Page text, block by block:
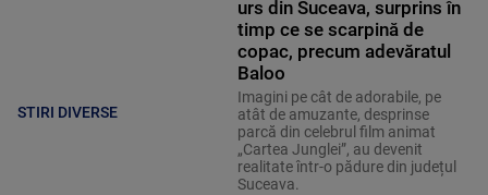
STIRI DIVERSE
urs din Suceava, surprins în
timp ce se scarpină de
copac, precum adevăratul
Baloo
Imagini pe cât de adorabile, pe
atât de amuzante, desprinse
parcă din celebrul film animat
„Cartea Junglei”, au devenit
realitate într-o pădure din județul
Suceava.